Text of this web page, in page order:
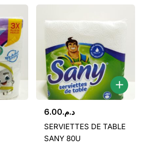
د.م.6.00
SERVIETTES DE TABLE
SANY 80U